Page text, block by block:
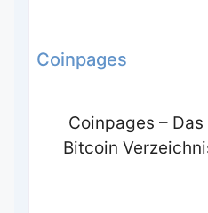
Coinpages
Coinpages –
Bitcoin